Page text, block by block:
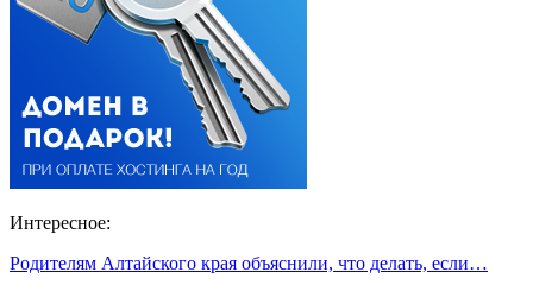
Интересное:
Родителям Алтайского края объяснили, что делать, если…